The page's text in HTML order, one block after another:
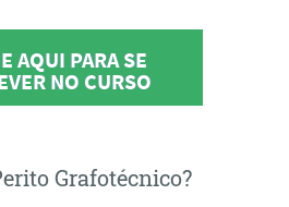
AQUI PARA SE
NO CURSO
Grafotécnico?